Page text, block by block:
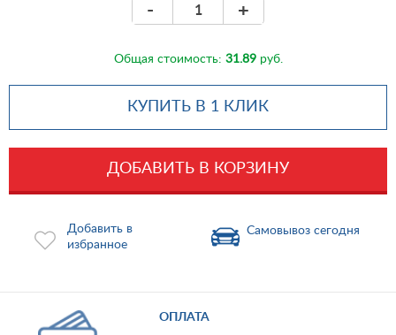
- +
Общая стоимость: 31.89руб.
КУПИТЬ В 1 КЛИК
ДОБАВИТЬ В КОРЗИНУ
Добавить в
избранное
Самовывоз сегодня
ОПЛАТА